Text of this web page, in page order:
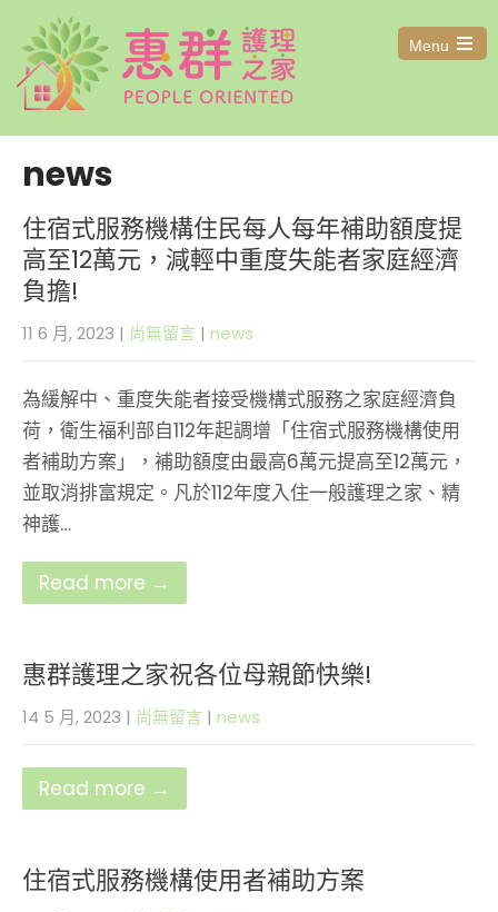
Menu
Open
news
住宿式服務機構住民每人每年補助額度提
高至12萬元，減輕中重度失能者家庭經濟
負擔!
11 6 月, 2023 | 尚無留言 | news
為緩解中、重度失能者接受機構式服務之家庭經濟負
荷，衛生福利部自112年起調增「住宿式服務機構使用
者補助方案」，補助額度由最高6萬元提高至12萬元，
並取消排富規定。凡於112年度入住一般護理之家、精
神護…
Read more →
惠群護理之家祝各位母親節快樂!
14 5 月, 2023 | 尚無留言 | news
Read more →
住宿式服務機構使用者補助方案